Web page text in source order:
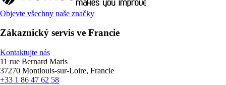
Objevte všechny naše značky
Zákaznický servis ve Francie
Kontaktujte nás
11 rue Bernard Maris
37270 Montlouis-sur-Loire, Francie
+33 1 86 47 62 58